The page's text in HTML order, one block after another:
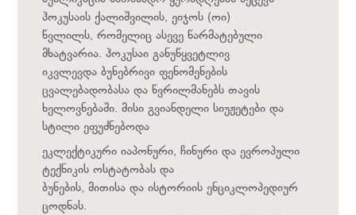
ჰოკუსაის ქალიშვილის, ეიჯოს (ოი)
წვლილს, რომელიც ასევე წარმატებული
მხატვარია. ჰოკუსაი განუწყვეტლივ
იკვლევდა ბუნებრივი ფენომენების
ცვალებადობასა და წვრილმანებს თავის
ხელოვნებაში. მისი გვიანდელი სიუჟეტები და
სტილი ეფუძნებოდა
ეკლექტიკური იაპონური, ჩინური და ევროპული
ტექნიკის ოსტატობას და
ბუნების, მითისა და ისტორიის ენციკლოპედიურ
ცოდნას.